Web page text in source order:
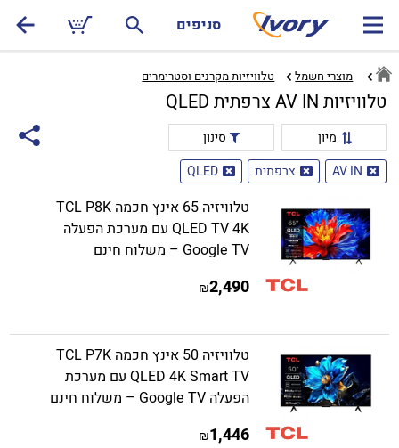
סניפים
מוצרי חשמל טלוויזיות מקרנים וסטרימרים‏
טלוויזיות AV IN צרפתית QLED
מיון
סינון
AV IN
צרפתית QLED
טלוויזיה 65 אינץ חכמה TCL P8K
QLED TV 4K עם מערכת הפעלה
Google TV – משלוח חינם
2,490
₪
טלוויזיה 50 אינץ חכמה TCL P7K
QLED 4K Smart TV עם מערכת
הפעלה Google TV – משלוח חינם
1,446
₪